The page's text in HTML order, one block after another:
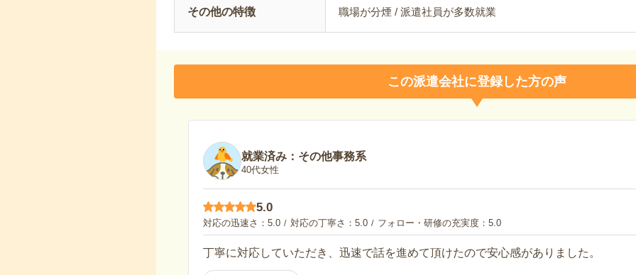
その他の特徴 職場が分煙 / 派遣社員が多数就業
この派遣会社に登録した方の声
就業済み：その他事務系
40代女性
5.0
対応の迅速さ 5.0 対応の丁寧さ 5.0 フォロー・研修の充実度 5.0
丁寧に対応していただき、迅速で話を進めて頂けたので安心感がありました。